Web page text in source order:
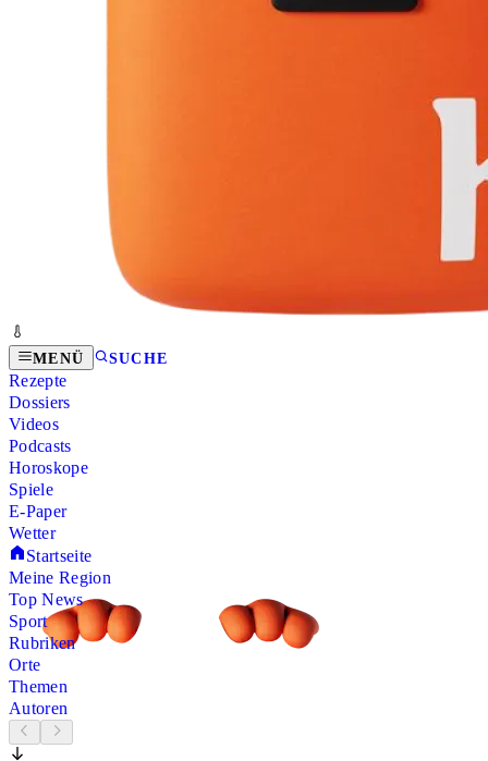
MENÜ SUCHE
Rezepte
Dossiers
Videos
Podcasts
Horoskope
Spiele
E-Paper
Wetter
Startseite
Meine Region
Top News
Sport
Rubriken
Orte
Themen
Autoren